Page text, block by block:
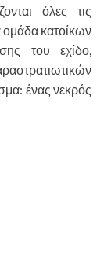
όλες τις
ομάδα κατοίκων
του εχίδο,
ένας νεκρός